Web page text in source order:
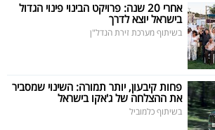
אחרי 20 שנה: פרויקט הבינוי פינוי הגדול
בישראל יוצא לדרך
בשיתוף מערכת זירת הנדל"ן
פחות קיבעון, יותר תמורה: השינוי שמסביר
את ההצלחה של ג'אקו בישראל
בשיתוף כלמוביל